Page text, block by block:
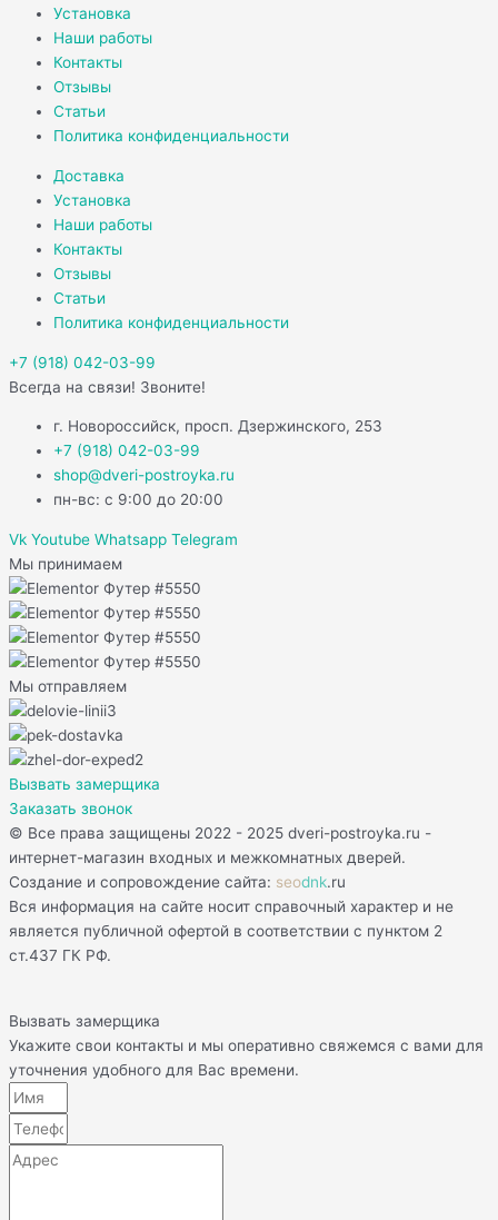
Установка
Наши работы
Контакты
Отзывы
Статьи
Политика конфиденциальности
Доставка
Установка
Наши работы
Контакты
Отзывы
Статьи
Политика конфиденциальности
+7 (918) 042-03-99
Всегда на связи! Звоните!
г. Новороссийск, просп. Дзержинского, 253
+7 (918) 042-03-99
shop@dveri-postroyka.ru
пн-вс: с 9:00 до 20:00
Vk Youtube Whatsapp Telegram
Мы принимаем
Мы отправляем
Вызвать замерщика
Заказать звонок
© Все права защищены 2022 - 2025 dveri-postroyka.ru -
интернет-магазин входных и межкомнатных дверей.
Создание и сопровождение сайта: seodnk.ru
Вся информация на сайте носит справочный характер и не
является публичной офертой в соответствии с пунктом 2
ст.437 ГК РФ.
Вызвать замерщика
Укажите свои контакты и мы оперативно свяжемся с вами для
уточнения удобного для Вас времени.